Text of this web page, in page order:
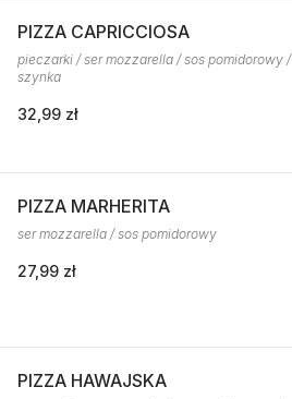
PIZZA CAPRICCIOSA
pieczarki / ser mozzarella / sos pomidorowy /
szynka
32,99 zł
PIZZA MARHERITA
ser mozzarella / sos pomidorowy
27,99 zł
PIZZA HAWAJSKA